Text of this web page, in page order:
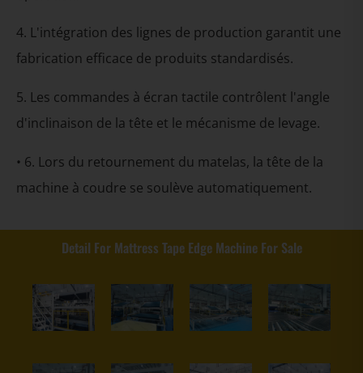
4. L'intégration des lignes de production garantit une
fabrication efficace de produits standardisés.
5. Les commandes à écran tactile contrôlent l'angle
d'inclinaison de la tête et le mécanisme de levage.
• 6. Lors du retournement du matelas, la tête de la
machine à coudre se soulève automatiquement.
Detail For Mattress Tape Edge Machine For Sale